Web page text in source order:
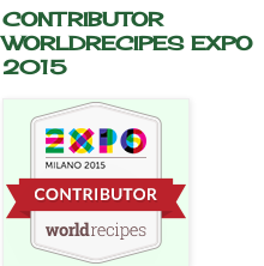
CONTRIBUTOR
WORLDRECIPES EXPO
2015